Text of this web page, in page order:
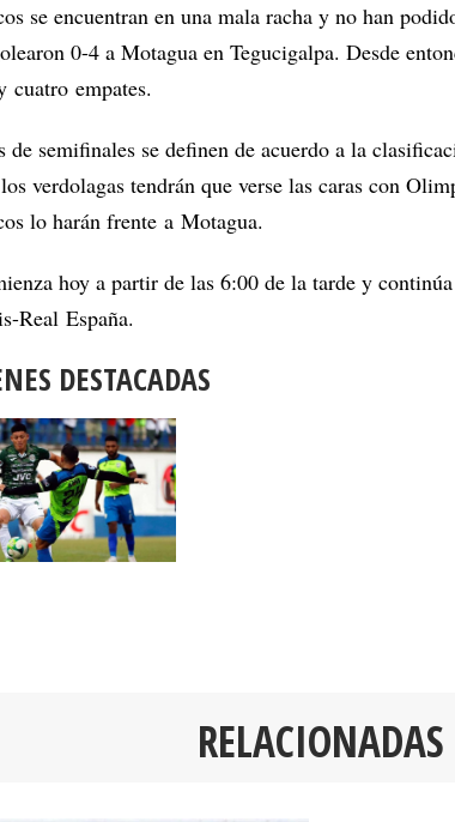
se encuentran en una mala racha y no han
0-4 a Motagua en Tegucigalpa. Desde
cuatro empates.
de semifinales se definen de acuerdo a la
verdolagas tendrán que verse las caras con
lo harán frente a Motagua.
hoy a partir de las 6:00 de la tarde y
Real España.
DESTACADAS
RELACIONADAS